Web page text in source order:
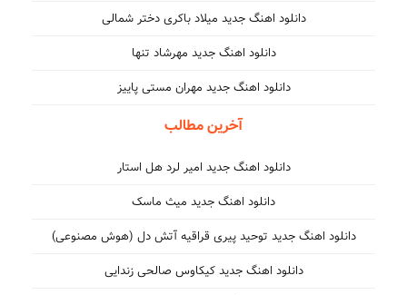
دانلود اهنگ جدید میلاد باکری دختر شمالی
دانلود اهنگ جدید مهرشاد تنها
دانلود اهنگ جدید مهران مستی پاییز
آخرین مطالب
دانلود اهنگ جدید امیر لرد هل استار
دانلود اهنگ جدید میث ماسک
دانلود اهنگ جدید توحید پیری قراقیه آتش دل (هوش مصنوعی)
دانلود اهنگ جدید کیکاوس صالحی زندایی